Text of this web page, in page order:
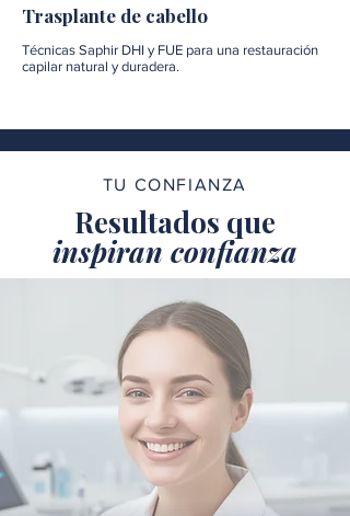
Trasplante de cabello
Técnicas Saphir DHI y FUE para una restauración
capilar natural y duradera.
TU CONFIANZA
Resultados que
inspiran confianza